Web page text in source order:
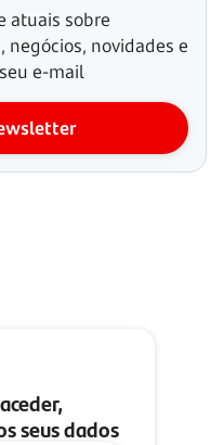
atuais sobre
novidades e
e-mail
seus dados